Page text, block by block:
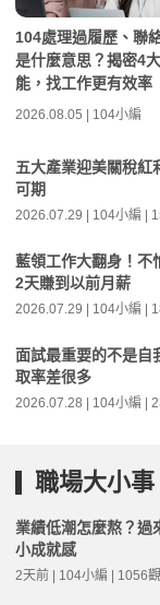
104處理過履歷、聯
是什麼意思？揭密4
能，找工作更有效率
2026.08.05 | 104小編
五大產業迎美關稅紅
可期
2026.07.29 | 104小編 |
藍領工作大翻身！不
2天賺到以前月薪
2026.07.29 | 104小編 |
面試最重要的不是自
取率差很多
2026.07.28 | 104小編 |
職場大小事
業績低潮怎麼熬？過
小成就感
2天前 | 104小編 | 1056